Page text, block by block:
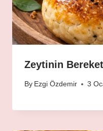
Zeytinin
By Ezgi Özdemir 3